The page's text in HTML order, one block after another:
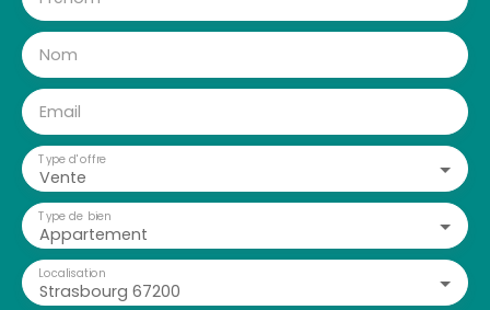
Nom
Email
Vente
Type d'offre
Appartement
Type de bien
Strasbourg 67200
Localisation